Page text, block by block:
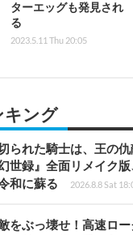
ターエッグも発見され
る
2023.5.11 Thu 20:05
キング
られた騎士は、王の
世録』全面リメイク
和に蘇る
2026.8.8 Sat
をぶっ壊せ！高速ロ